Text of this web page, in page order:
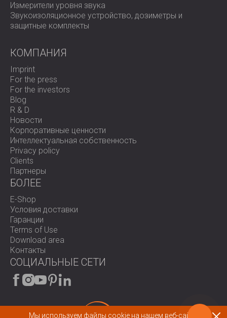
Измерители уровня звука
Звукоизоляционное устройство, дозиметры и
защитные комплекты
КОМПАНИЯ
Imprint
For the press
For the investors
Blog
R & D
Новости
Корпоративные ценности
Интеллектуальная собственность
Privacy policy
Clients
Партнеры
БОЛЕЕ
E-Shop
Условия доставки
Гаранции
Terms of Use
Download area
Контакты
СОЦИАЛЬНЫЕ СЕТИ
Мы используем файлы cookie на нашем веб-сайте.